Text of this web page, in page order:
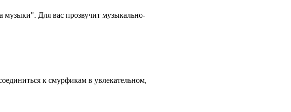
музыки". Для вас прозвучит музыкально-
к смурфикам в увлекательном,